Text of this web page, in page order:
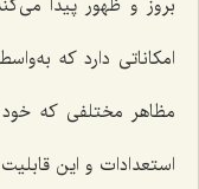
امکاناتی دارد که
مظاهر مختلفی که خود
استعدادات و این